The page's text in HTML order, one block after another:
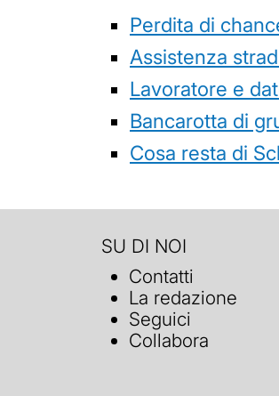
Perdita di
Assistenza
Lavoratore e
Bancarotta di
Cosa resta di
SU DI NOI
Contatti
La redazione
Seguici
Collabora